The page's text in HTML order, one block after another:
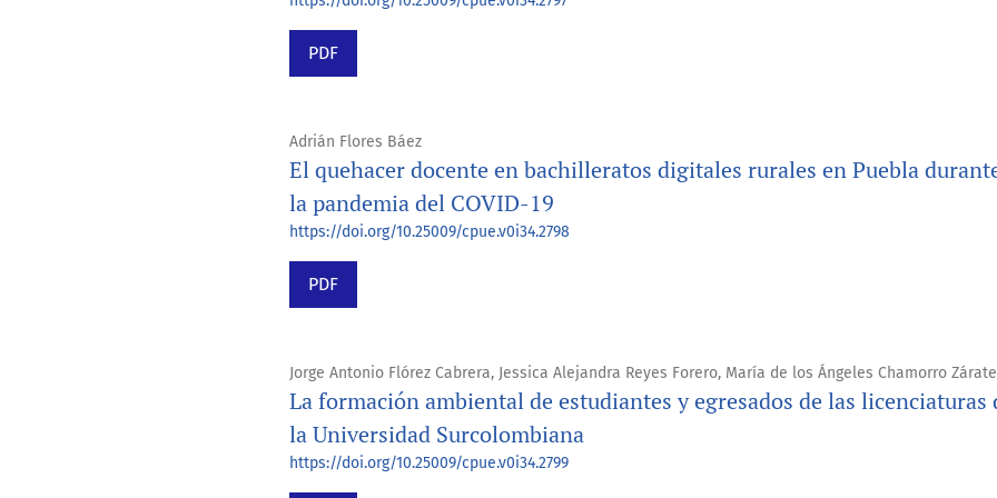
PDF
Adrián Flores Báez
El quehacer docente en bachilleratos digitales rurales en Puebla
la pandemia del COVID-19
https://doi.org/10.25009/cpue.v0i34.2798
PDF
Jorge Antonio Flórez Cabrera, Jessica Alejandra Reyes Forero, María de los Ángeles Chamorro Zárate
La formación ambiental de estudiantes y egresados de las licenciaturas
la Universidad Surcolombiana
https://doi.org/10.25009/cpue.v0i34.2799